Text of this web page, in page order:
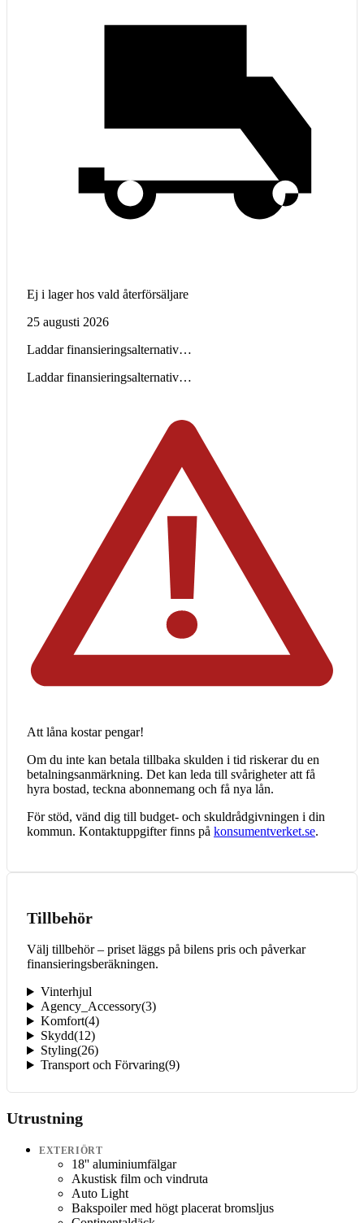
Ej i lager hos vald återförsäljare
25 augusti 2026
Laddar finansieringsalternativ…
Laddar finansieringsalternativ…
Att låna kostar pengar!
Om du inte kan betala tillbaka skulden i tid riskerar du en
betalningsanmärkning. Det kan leda till svårigheter att få
hyra bostad, teckna abonnemang och få nya lån.
För stöd, vänd dig till budget- och skuldrådgivningen i din
kommun. Kontaktuppgifter finns på konsumentverket.se.
Tillbehör
Välj tillbehör – priset läggs på bilens pris och påverkar
finansieringsberäkningen.
Vinterhjul
Agency_Accessory(3)
Komfort(4)
Skydd(12)
Styling(26)
Transport och Förvaring(9)
Utrustning
EXTERIÖRT
18'' aluminiumfälgar
Akustisk film och vindruta
Auto Light
Bakspoiler med högt placerat bromsljus